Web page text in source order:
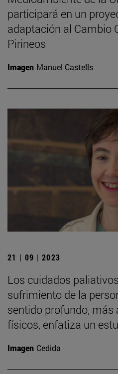
participará en un
adaptación al Cambio
Pirineos
Imagen Manuel Castells
21 | 09 | 2023
Los cuidados
sufrimiento de la
sentido profundo,
físicos, enfatiza un
Imagen Cedida